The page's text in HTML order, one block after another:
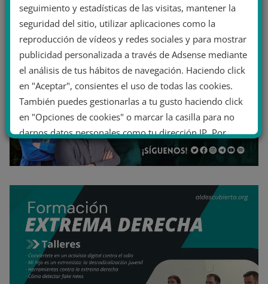
seguimiento y estadísticas de las visitas, mantener la
seguridad del sitio, utilizar aplicaciones como la
reproducción de vídeos y redes sociales y para mostrar
publicidad personalizada a través de Adsense mediante
el análisis de tus hábitos de navegación. Haciendo click
en "Aceptar", consientes el uso de todas las cookies.
También puedes gestionarlas a tu gusto haciendo click
en "Opciones de cookies" o marcar la casilla para no
darnos datos personales como tu dirección IP. Por
último, puedes leer nuestra Política de cookies.
No dar mi información personal
Opciones de cookies Aceptar cookies
Rechazar cookies Política de cookies